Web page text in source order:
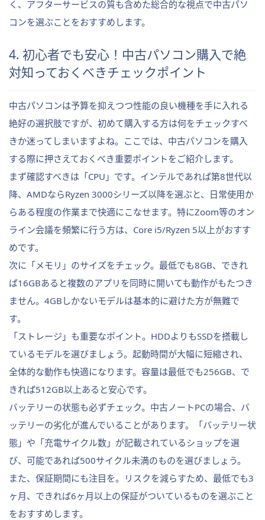
く、アフターサービスの質も含めた総合的な視点で中古パソ
コンを選ぶことをおすすめします。
4. 初心者でも安心！中古パソコン購入で絶
対知っておくべきチェックポイント
中古パソコンは予算を抑えつつ性能の良い機種を手に入れる
絶好の選択肢ですが、初めて購入する方は何をチェックすべ
きか迷ってしまいますよね。ここでは、中古パソコンを購入
する際に押さえておくべき重要ポイントをご紹介します。
まず確認すべきは「CPU」です。インテルであれば第8世代以
降、AMDならRyzen 3000シリーズ以降を選ぶと、日常使用か
らある程度の作業まで快適にこなせます。特にZoom等のオン
ライン会議を頻繁に行う方は、Core i5/Ryzen 5以上がおすす
めです。
次に「メモリ」のサイズをチェック。最低でも8GB、できれ
ば16GBあると複数のアプリを同時に開いても動作がもたつき
ません。4GBしかないモデルは基本的に避けた方が無難で
す。
「ストレージ」も重要なポイント。HDDよりもSSDを搭載し
ているモデルを選びましょう。起動時間が大幅に短縮され、
全体的な動作も快適になります。容量は最低でも256GB、で
きれば512GB以上あると安心です。
バッテリーの状態も必ずチェック。中古ノートPCの場合、バ
ッテリーの劣化が進んでいることがあります。「バッテリー状
態」や「充電サイクル数」が記載されているショップを選
び、可能であれば500サイクル未満のものを選びましょう。
また、保証期間にも注目を。リスクを減らすため、最低でも3
ヶ月、できれば6ヶ月以上の保証がついているものを選ぶこと
をおすすめします。